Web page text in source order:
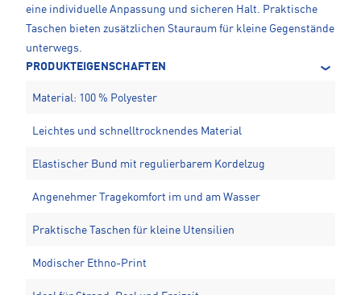
eine individuelle Anpassung und sicheren Halt. Praktische
Taschen bieten zusätzlichen Stauraum für kleine Gegenstände
unterwegs.
PRODUKTEIGENSCHAFTEN
Material: 100 % Polyester
Leichtes und schnelltrocknendes Material
Elastischer Bund mit regulierbarem Kordelzug
Angenehmer Tragekomfort im und am Wasser
Praktische Taschen für kleine Utensilien
Modischer Ethno-Print